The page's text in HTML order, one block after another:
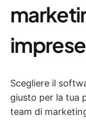
Scegliere il
giusto per la tua
team di